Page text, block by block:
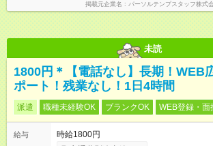
掲載元企業名 パーソルテンプスタッフ株式
未読
1800円＊【電話なし】長期！WEB
ポート！残業なし！1日4時間
派遣 職種未経験OK ブランクOK WEB登録・面
給与
時給1800円